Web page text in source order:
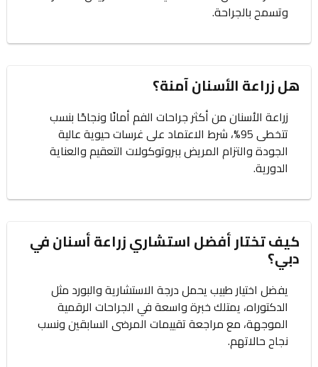
وتسمح بالجراحة.
هل زراعة الأسنان آمنة؟
زراعة الأسنان من أكثر جراحات الفم أمانًا ونجاحًا بنسب
تتخطى 95%، شرط الاعتماد على غرسات حيوية عالية
الجودة والتزام المريض ببروتوكولات التعقيم والعناية
الدورية.
كيف تختار أفضل استشاري زراعة أسنان في
دبي؟
يفضل اختيار طبيب يحمل درجة الاستشارية والبورد مثل
الدكتوراه، يمتلك خبرة واسعة في الجراحات الرقمية
الموجهة، مع مراجعة تقييمات المرضى السابقين ونسب
نجاح حالاتهم.